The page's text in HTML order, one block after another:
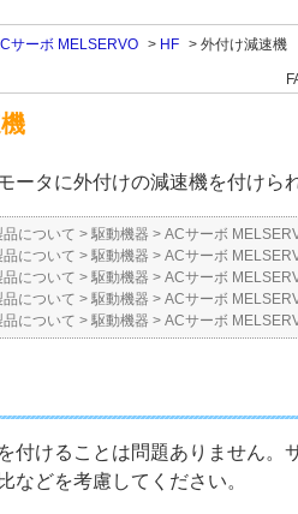
サーボ MELSERVO > HF > 外付け減速機
ータに外付けの減速機を付けら
品について > 駆動機器 > ACサーボ
品について > 駆動機器 > ACサーボ
品について > 駆動機器 > ACサーボ
品について > 駆動機器 > ACサーボ
品について > 駆動機器 > ACサーボ
付けることは問題ありません。
などを考慮してください。